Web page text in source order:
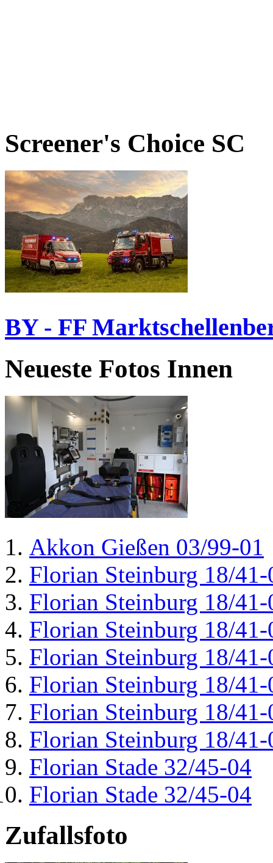
Screener's Choice SC
BY - FF
Neueste Fotos Innen
Akkon Gießen 03/99-01
Florian Steinburg 18/41-
Florian Steinburg 18/41-
Florian Steinburg 18/41-
Florian Steinburg 18/41-
Florian Steinburg 18/41-
Florian Steinburg 18/41-
Florian Steinburg 18/41-
Florian Stade 32/45-04
Florian Stade 32/45-04
Zufallsfoto